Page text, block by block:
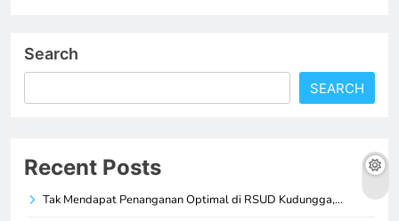
Search
SEARCH
Recent Posts
Tak Mendapat Penanganan Optimal di RSUD Kudungga,…